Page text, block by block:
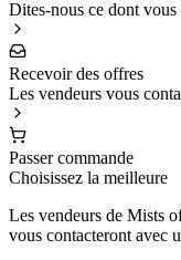
Dites-nous ce dont vous
Recevoir des offres
Les vendeurs vous
Passer commande
Choisissez la meilleure
Les vendeurs de Mists
vous contacteront avec